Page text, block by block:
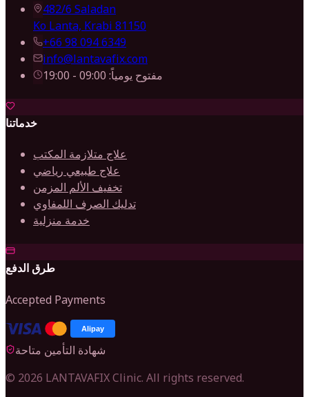
482/6 Saladan
Ko Lanta, Krabi 81150
+66 98 094 6349
info@lantavafix.com
مفتوح يومياً: 09:00 - 19:00
خدماتنا
علاج متلازمة المكتب
علاج طبيعي رياضي
تخفيف الألم المزمن
تدليك الصرف اللمفاوي
خدمة منزلية
طرق الدفع
Accepted Payments
Alipay
شهادة التأمين متاحة
© 2026 LANTAVAFIX Clinic. All rights reserved.